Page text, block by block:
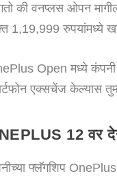
की वनप्लस ओपन
1,19,999 रुपयांमध्ये
Open मध्ये कंपनी
एक्सचेंज केल्यास
12 वर
फ्लॅगशिप OnePlus